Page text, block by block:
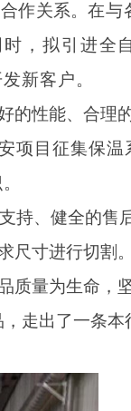
作关系。在与
，拟引进全
新客户。
的性能、合理
项目征集保
持、健全的售
尺寸进行切割
质量为生命，
走出了一条